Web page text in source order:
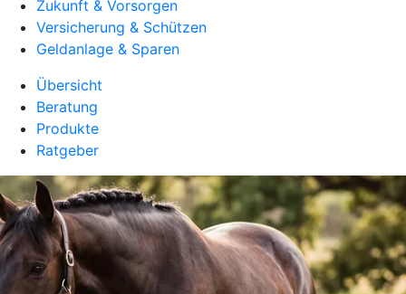
Zukunft & Vorsorgen
Versicherung & Schützen
Geldanlage & Sparen
Übersicht
Beratung
Produkte
Ratgeber